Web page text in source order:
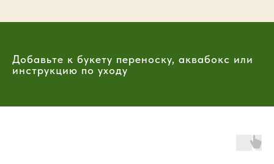
Добавьте к букету переноску, аквабокс или
инструкцию по уходу